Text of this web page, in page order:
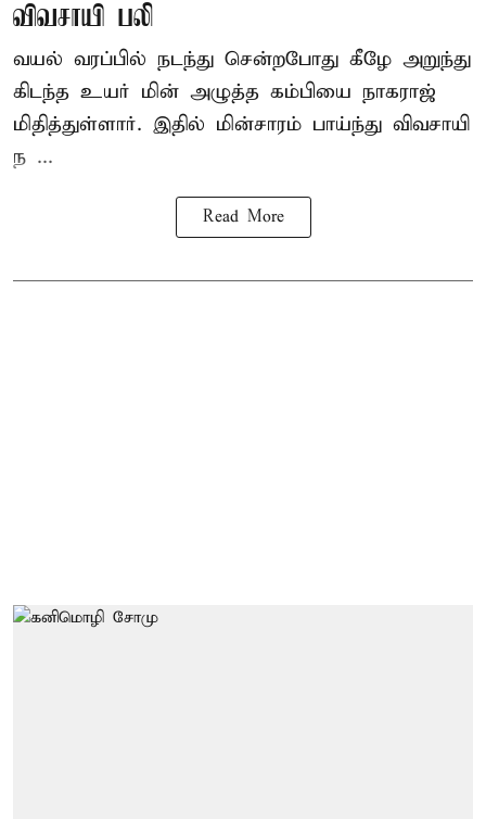
விவசாயி பலி
வயல் வரப்பில் நடந்து சென்றபோது கீழே அறுந்து
கிடந்த உயர் மின் அழுத்த கம்பியை நாகராஜ்
மிதித்துள்ளார். இதில் மின்சாரம் பாய்ந்து விவசாயி
ந ...
Read More